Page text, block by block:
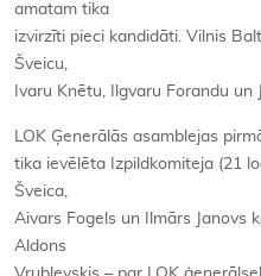
amatam tika
izvirzīti pieci kandidāti. Vilnis
Šveicu,
Ivaru Knētu, Ilgvaru Forandu un
LOK Ģenerālās asamblejas
tika ievēlēta Izpildkomiteja (21
Šveica,
Aivars Fogels un Ilmārs Janovs
Aldons